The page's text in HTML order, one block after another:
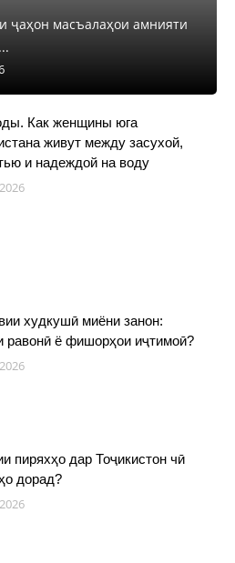
ҷаҳон масъалаҳои амнияти
Как женщины юга
живут между засухой,
и надеждой на воду
худкушӣ миёни занон:
равонӣ ё фишорҳои иҷтимоӣ?
пиряхҳо дар Тоҷикистон чӣ
дорад?